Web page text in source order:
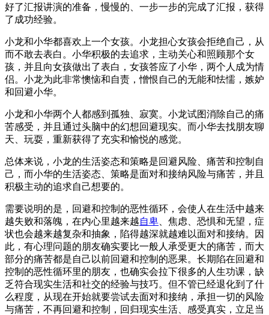
好了汇报讲演的准备，慢慢的、一步一步的完成了汇报，获得
了成功经验。
小龙和小华都喜欢上一个女孩。小龙担心女孩会拒绝自己，从
而不敢去表白。小华积极的去追求，主动关心和照顾那个女
孩，并且向女孩做出了表白，女孩答应了小华，两个人成为情
侣。小龙为此非常懊恼和自责，憎恨自己的无能和怯懦，嫉妒
和回避小华。
小龙和小华两个人都感到孤独、寂寞。小龙试图消除自己的痛
苦感受，并且通过头脑中的幻想回避现实。而小华去找朋友聊
天、玩耍，重新获得了充实和愉悦的感觉。
总体来说，小龙的生活姿态和策略是回避风险、痛苦和控制自
己，而小华的生活姿态、策略是面对和接纳风险与痛苦，并且
积极主动的追求自己想要的。
需要说明的是，回避和控制的恶性循环，会使人在生活中越来
越失败和落魄，在内心里越来越自卑 、焦虑、恐惧和无望，症
状也会越来越复杂和抽象，陷得越深就越难以面对和接纳。因
此，有心理问题的朋友确实要比一般人承受更大的痛苦，而大
部分的痛苦都是自己以前回避和控制的恶果。长期陷在回避和
控制的恶性循环里的朋友，也确实会拉下很多的人生功课，缺
乏符合现实生活和社交的经验与技巧。但不管已经退化到了什
么程度，从现在开始就要尝试去面对和接纳，承担一切的风险
与痛苦，不再回避和控制，回归现实生活、感受真实，立足当